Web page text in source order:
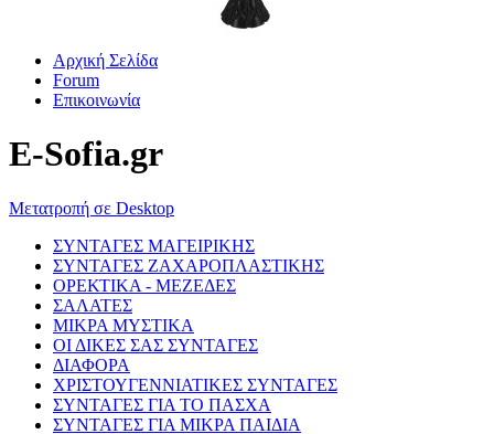
Αρχική Σελίδα
Forum
Επικοινωνία
E-Sofia.gr
Μετατροπή σε Desktop
ΣΥΝΤΑΓΕΣ ΜΑΓΕΙΡΙΚΗΣ
ΣΥΝΤΑΓΕΣ ΖΑΧΑΡΟΠΛΑΣΤΙΚΗΣ
ΟΡΕΚΤΙΚΑ - ΜΕΖΕΔΕΣ
ΣΑΛΑΤΕΣ
ΜΙΚΡΑ ΜΥΣΤΙΚΑ
ΟΙ ΔΙΚΕΣ ΣΑΣ ΣΥΝΤΑΓΕΣ
ΔΙΑΦΟΡΑ
ΧΡΙΣΤΟΥΓΕΝΝΙΑΤΙΚΕΣ ΣΥΝΤΑΓΕΣ
ΣΥΝΤΑΓΕΣ ΓΙΑ ΤΟ ΠΑΣΧΑ
ΣΥΝΤΑΓΕΣ ΓΙΑ ΜΙΚΡΑ ΠΑΙΔΙΑ